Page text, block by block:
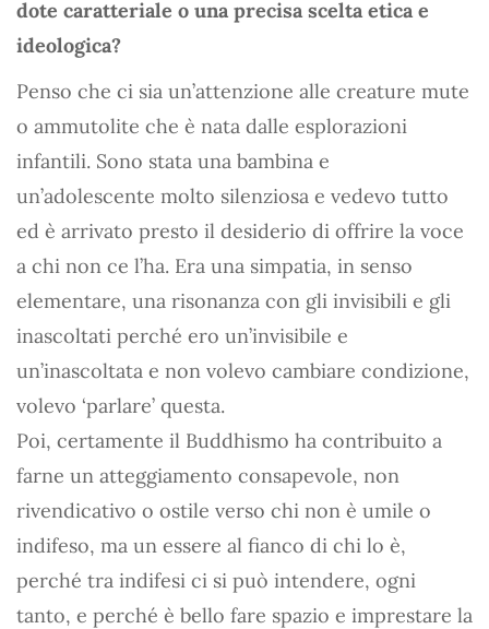
dote caratteriale o una precisa scelta etica e
ideologica?
Penso che ci sia un’attenzione alle creature mute
o ammutolite che è nata dalle esplorazioni
infantili. Sono stata una bambina e
un’adolescente molto silenziosa e vedevo tutto
ed è arrivato presto il desiderio di offrire la voce
a chi non ce l’ha. Era una simpatia, in senso
elementare, una risonanza con gli invisibili e gli
inascoltati perché ero un’invisibile e
un’inascoltata e non volevo cambiare condizione,
volevo ‘parlare’ questa.
Poi, certamente il Buddhismo ha contribuito a
farne un atteggiamento consapevole, non
rivendicativo o ostile verso chi non è umile o
indifeso, ma un essere al fianco di chi lo è,
perché tra indifesi ci si può intendere, ogni
tanto, e perché è bello fare spazio e imprestare la